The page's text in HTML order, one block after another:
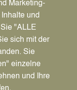
News
Marketing-
und
"ALLE
sich mit der
Sie
einzelne
und Ihre